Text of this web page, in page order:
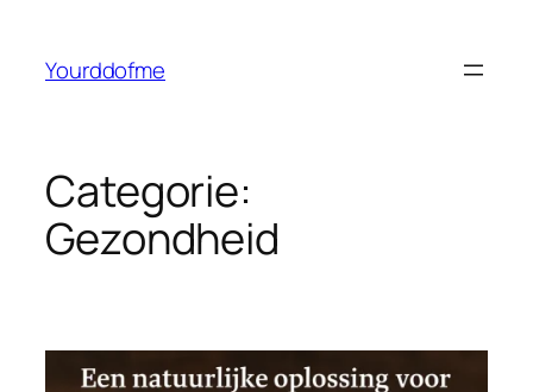
Yourddofme
Categorie:
Gezondheid